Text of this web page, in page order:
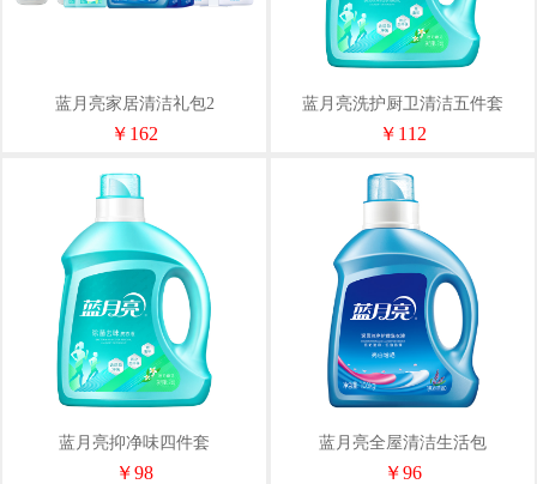
蓝月亮家居清洁礼包2
￥162
蓝月亮洗护厨卫清洁五件套
￥112
蓝月亮抑净味四件套
￥98
蓝月亮全屋清洁生活包
￥96